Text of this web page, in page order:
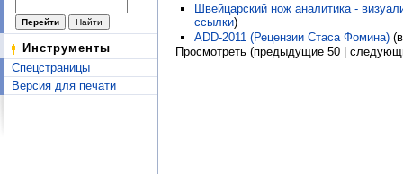
Инструменты
Спецстраницы
Версия для печати
Швейцарский нож аналитика -
ссылки)
ADD-2011 (Рецензии Стаса Фомина)
Просмотреть (предыдущие 50 |